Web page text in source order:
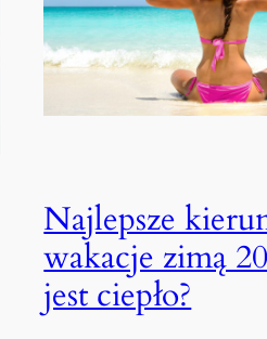
Najlepsze
wakacje zimą
jest ciepło?